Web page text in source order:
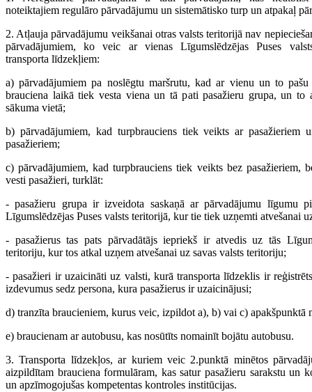
noteiktajiem regulāro pārvadājumu un sistemātisko turp un atpakaļ
2. Atļauja pārvadājumu veikšanai otras valsts teritorijā nav
pārvadājumiem, ko veic ar vienas Līgumslēdzējas Puses
transporta līdzekļiem:
a) pārvadājumiem pa noslēgtu maršrutu, kad ar vienu un to
brauciena laikā tiek vesta viena un tā pati pasažieru grupa, un to
sākuma vietā;
b) pārvadājumiem, kad turpbrauciens tiek veikts ar pasažieriem
pasažieriem;
c) pārvadājumiem, kad turpbrauciens tiek veikts bez pasažieriem,
vesti pasažieri, turklāt:
- pasažieru grupa ir izveidota saskaņā ar pārvadājumu līgumu
Līgumslēdzējas Puses valsts teritorijā, kur tie tiek uzņemti atvešanai
- pasažierus tas pats pārvadātājs iepriekš ir atvedis uz tās
teritoriju, kur tos atkal uzņem atvešanai uz savas valsts teritoriju;
- pasažieri ir uzaicināti uz valsti, kurā transporta līdzeklis ir
izdevumus sedz persona, kura pasažierus ir uzaicinājusi;
d) tranzīta braucieniem, kurus veic, izpildot a), b) vai c) apakšpunktā
e) braucienam ar autobusu, kas nosūtīts nomainīt bojātu autobusu.
3. Transporta līdzekļos, ar kuriem veic 2.punktā minētos
aizpildītam brauciena formulāram, kas satur pasažieru sarakstu un
un apzīmogojušas kompetentas kontroles institūcijas.